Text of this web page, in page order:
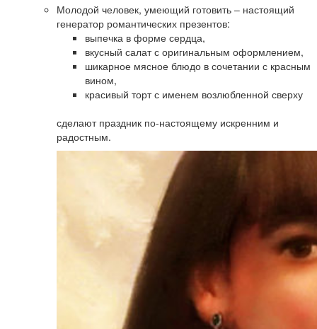
Молодой человек, умеющий готовить – настоящий
генератор романтических презентов:
выпечка в форме сердца,
вкусный салат с оригинальным оформлением,
шикарное мясное блюдо в сочетании с красным
вином,
красивый торт с именем возлюбленной сверху
сделают праздник по-настоящему искренним и
радостным.